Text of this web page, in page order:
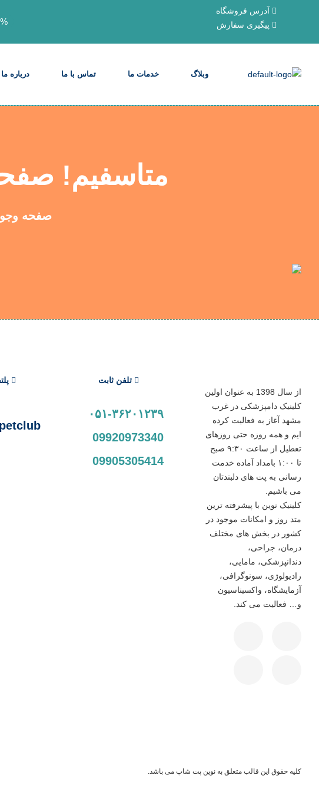
آدرس فروشگاه
پیگیری سفارش
وبلاگ خدمات ما تماس با ما درباره ما
متاسفیم!
صفحه
از سال 1398 به عنوان اولین
کلینیک دامپزشکی در غرب
مشهد آغاز به فعالیت کرده
ایم و همه روزه حتی روزهای
تعطیل از ساعت ۹:۳۰ صبح
تا ۱:۰۰ بامداد آماده خدمت
رسانی به پت های دلبندتان
می باشیم.
کلینیک نوین با پیشرفته ترین
متد روز و امکانات موجود در
کشور در بخش های مختلف
درمان، جراحی،
دندانپزشکی، مامایی،
رادیولوژی، سونوگرافی،
آزمایشگاه، واکسیناسیون
و… فعالیت می کند.
تلفن ثابت
۰۵۱-۳۶۲۰۱۲۳۹
09920973340
09905305414
کلیه حقوق این قالب متعلق به نوین پت شاپ می باشد.